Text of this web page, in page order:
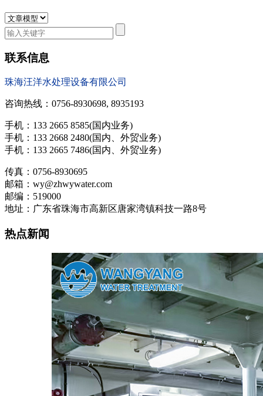
联系信息
珠海汪洋水处理设备有限公司
咨询热线：0756-8930698, 8935193
手机：133 2665 8585(国内业务)
手机：133 2668 2480(国内、外贸业务)
手机：133 2665 7486(国内、外贸业务)
传真：0756-8930695
邮箱：wy@zhwywater.com
邮编：519000
地址：广东省珠海市高新区唐家湾镇科技一路8号
热点新闻